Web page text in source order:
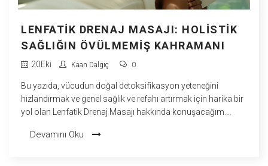
LENFATIK DRENAJ MASAJI: HOLISTIK
SAĞLIĞIN ÖVÜLMEMIŞ KAHRAMANI
20Eki Kaan Dalgıç 0
Bu yazıda, vücudun doğal detoksifikasyon yeteneğini
hızlandırmak ve genel sağlık ve refahı artırmak için harika bir
yol olan Lenfatik Drenaj Masajı hakkında konuşacağım.
yerde bulamayacağınız bir rahatlama seviyesine ulaşmanızı
Devamını Oku